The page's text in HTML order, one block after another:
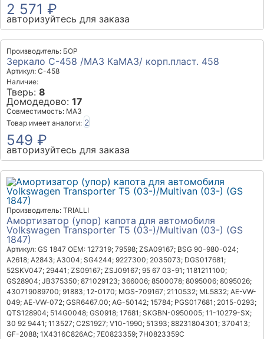
2 571 ₽
авторизуйтесь для заказа
Производитель: БОР
Зеркало С-458 /МАЗ КаМАЗ/ корп.пласт. 458
Артикул: С-458
Наличие:
Тверь: 8
Домодедово: 17
Совместимость: МАЗ
Товар имеет аналоги: 2
549 ₽
авторизуйтесь для заказа
Производитель: TRIALLI
Амортизатор (упор) капота для автомобиля
Volkswagen Transporter T5 (03-)/Multivan (03-) (GS
1847)
Артикул: GS 1847 OEM: 127319; 79598; ZSA09167; BSG 90-980-024;
A2618; A2843; A3004; SG4244; 9227300; 2035073; DGS017681;
52SKV047; 29441; ZS09167; ZSJ09167; 95 67 03-91; 1181211100;
GS28904; JB375350; 871029123; 366006; 8500078; 8095006; 8095026;
430719089700; 91883; 12-0170; MGS-709167; 2110532; ML5832; AE-VW-
049; AE-VW-072; GSR6467.00; AG-50142; 15784; PGS017681; 2015-0293;
QTS128904; 514G0048; GS0918; 17681; SKGBN-0950005; 11-10279-SX;
30 92 9441; 113527; C2S1927; V10-1990; 51393; 88231804301; 370413;
GF-2088; 1X4316C826AC; 7E0823359; 7H0823359C